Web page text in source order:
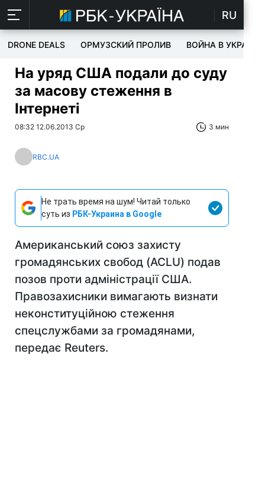
RU
DRONE DEALS ОРМУЗСКИЙ ПРОЛИВ ВОЙНА В УКРАИНЕ
На уряд США подали до суду
за масову стеження в
Інтернеті
08:32 12.06.2013 Ср 3 мин
RBC.UA
Не трать время на шум! Читай только
суть из РБК-Украина в Google
Американський союз захисту
громадянських свобод (ACLU) подав
позов проти адміністрації США.
Правозахисники вимагають визнати
неконституційною стеження
спецслужбами за громадянами,
передає Reuters.